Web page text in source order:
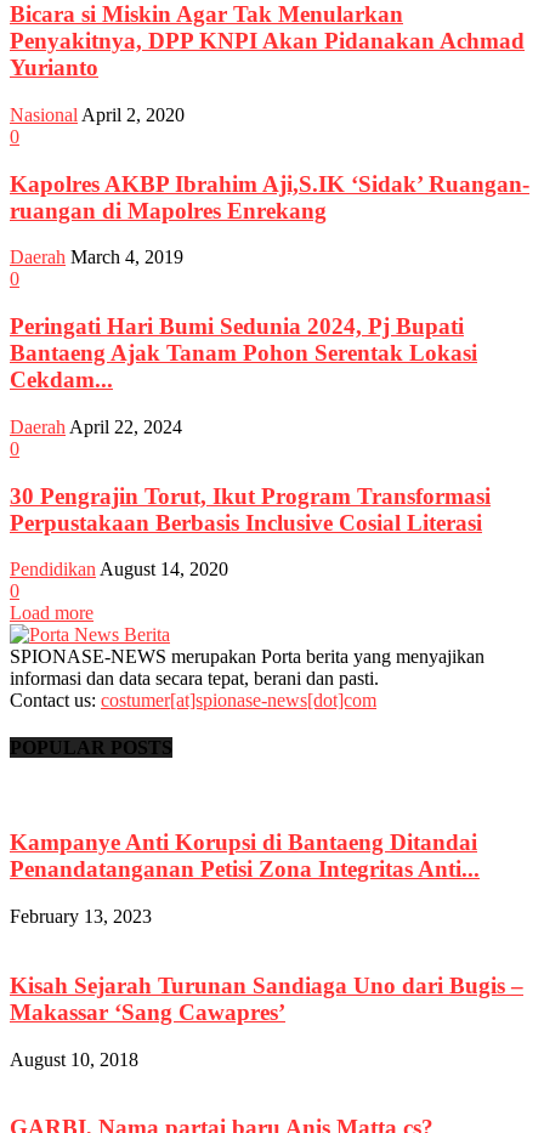
Bicara si Miskin Agar Tak Menularkan
Penyakitnya, DPP KNPI Akan Pidanakan Achmad
Yurianto
Nasional April 2, 2020
0
Kapolres AKBP Ibrahim Aji,S.IK ‘Sidak’ Ruangan-
ruangan di Mapolres Enrekang
Daerah March 4, 2019
0
Peringati Hari Bumi Sedunia 2024, Pj Bupati
Bantaeng Ajak Tanam Pohon Serentak Lokasi
Cekdam...
Daerah April 22, 2024
0
30 Pengrajin Torut, Ikut Program Transformasi
Perpustakaan Berbasis Inclusive Cosial Literasi
Pendidikan August 14, 2020
0
Load more
SPIONASE-NEWS merupakan Porta berita yang menyajikan
informasi dan data secara tepat, berani dan pasti.
Contact us: costumer[at]spionase-news[dot]com
POPULAR POSTS
Kampanye Anti Korupsi di Bantaeng Ditandai
Penandatanganan Petisi Zona Integritas Anti...
February 13, 2023
Kisah Sejarah Turunan Sandiaga Uno dari Bugis –
Makassar ‘Sang Cawapres’
August 10, 2018